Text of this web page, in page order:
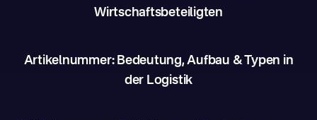
Wirtschaftsbeteiligten
Artikelnummer: Bedeutung, Aufbau & Typen in
der Logistik